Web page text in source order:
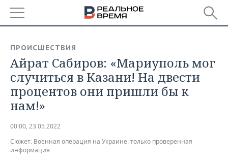
БАШКОРТОСТАН
ТАТАРСТАН
УДМУРТИЯ
НОВОСТИ
АНАЛИТИКА
НОВОСТИ АНАЛИТИКИ
ДЕКЛАРАЦИИ О ДОХОДАХ
КОРОЛИ ГОСЗАКАЗА ПФО
ЭКОНОМИКА
НОВОСТИ ЭКОНОМИКИ
ФИНАНСЫ
ПРОМЫШЛЕННОСТЬ
НОВОСТИ
НЕДВИЖИМОСТЬ
ПРОИСШЕСТВИЯ
Айрат Сабиров: «Мариуполь мог
случиться в Казани! На двести
процентов они пришли бы к
нам!»
00:00, 23.05.2022
Сюжет: Военная операция на Украине: только проверенная
информация